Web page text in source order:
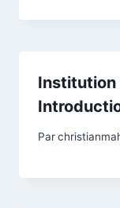
Institution
Par